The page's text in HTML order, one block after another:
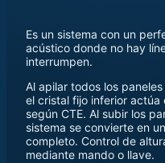
Es un sistema con un
acústico donde no hay
interrumpen.
Al apilar todos los
el cristal fijo inferior actúa
según CTE. Al subir los
sistema se convierte en
completo. Control de
mediante mando o llave.